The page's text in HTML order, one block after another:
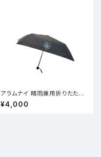
アラムナイ 晴雨兼用折りたたみ
傘
¥4,000